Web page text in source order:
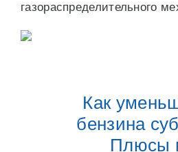
газораспределительного
Как
бензина
Плюсы